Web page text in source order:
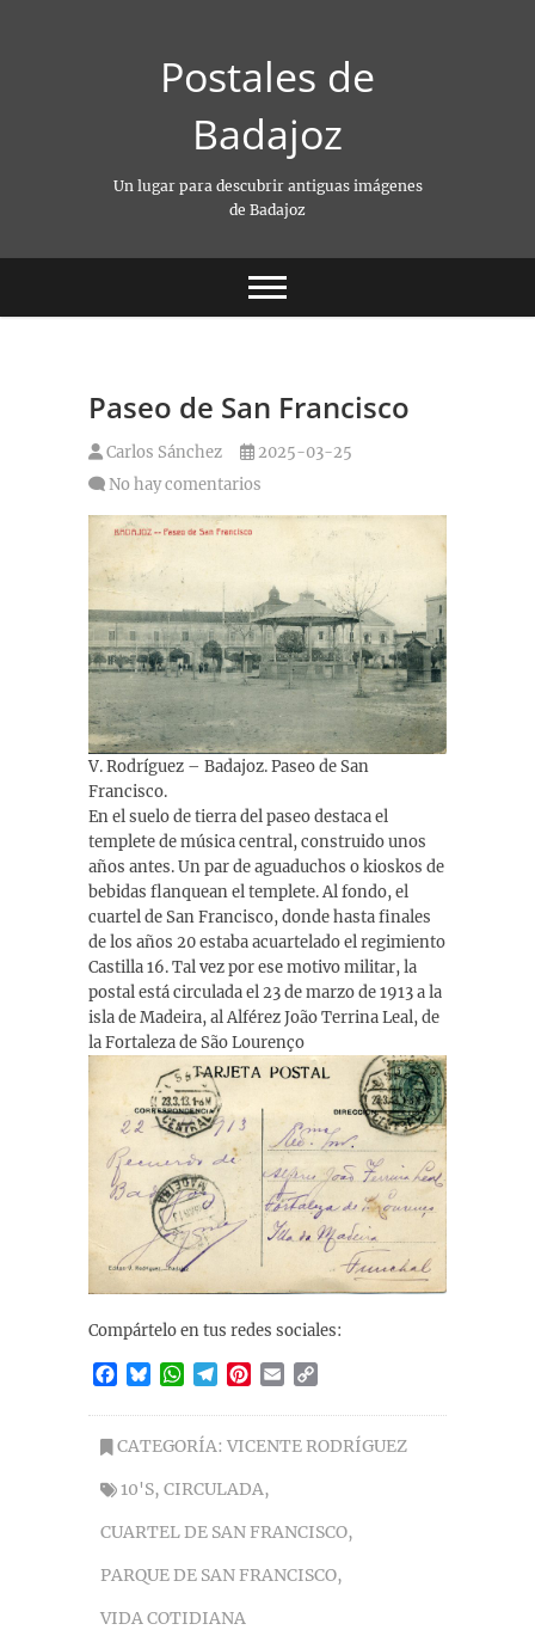
Postales de
Badajoz
Un lugar para descubrir antiguas imágenes
de Badajoz
Paseo de San Francisco
Carlos Sánchez
2025-03-25
No hay comentarios
V. Rodríguez – Badajoz. Paseo de San
Francisco.
En el suelo de tierra del paseo destaca el
templete de música central, construido unos
años antes. Un par de aguaduchos o kioskos de
bebidas flanquean el templete. Al fondo, el
cuartel de San Francisco, donde hasta finales
de los años 20 estaba acuartelado el regimiento
Castilla 16. Tal vez por ese motivo militar, la
postal está circulada el 23 de marzo de 1913 a la
isla de Madeira, al Alférez João Terrina Leal, de
la Fortaleza de São Lourenço
Compártelo en tus redes sociales:
c
e
o
k
u
e
k
W
a
t
A
p
T
l
e
r
m
n
t
r
s
t
a
i
p
y
k
CATEGORÍA: VICENTE RODRÍGUEZ
10'S, CIRCULADA,
CUARTEL DE SAN FRANCISCO,
PARQUE DE SAN FRANCISCO,
VIDA COTIDIANA